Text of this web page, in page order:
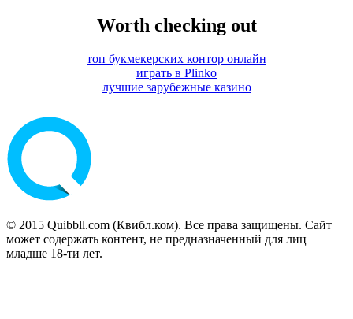
Worth checking out
топ букмекерских контор онлайн
играть в Plinko
лучшие зарубежные казино
© 2015 Quibbll.com (Квибл.ком). Все права защищены. Сайт
может содержать контент, не предназначенный для лиц
младше 18-ти лет.